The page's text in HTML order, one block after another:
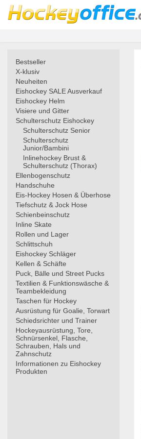
Bestseller
X-klusiv
Neuheiten
Eishockey SALE Ausverkauf
Eishockey Helm
Visiere und Gitter
Schulterschutz Eishockey
Schulterschutz Senior
Schulterschutz
Junior/Bambini
Inlinehockey Brust &
Schulterschutz (Thorax)
Ellenbogenschutz
Handschuhe
Eis-Hockey Hosen & Überhose
Tiefschutz & Jock Hose
Schienbeinschutz
Inline Skate
Rollen und Lager
Schlittschuh
Eishockey Schläger
Kellen & Schäfte
Puck, Bälle und Street Pucks
Textilien & Funktionswäsche &
Teambekleidung
Taschen für Hockey
Ausrüstung für Goalie, Torwart
Schiedsrichter und Trainer
Hockeyausrüstung, Tore,
Schnürsenkel, Flasche,
Schrauben, Hals und
Zahnschutz
Informationen zu Eishockey
Produkten